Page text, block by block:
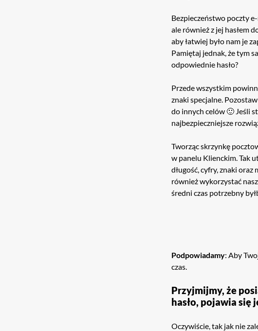
Bezpieczeństwo poczty
ale również z jej hasłem
aby łatwiej było nam je
Pamiętaj jednak, że tym
odpowiednie hasło?
Przede wszystkim
znaki specjalne.
do innych celów 🙂 Jeśli
najbezpieczniejsze
Tworząc skrzynkę
w panelu Klienckim. Tak
długość, cyfry, znaki
również wykorzystać
średni czas potrzebny
Podpowiadamy: Aby
czas.
Przyjmijmy, że
hasło, pojawia się
Oczywiście, tak jak nie